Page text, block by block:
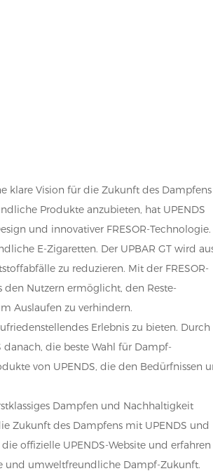
klare Vision für die Zukunft des Dampfens
Produkte anzubieten, hat UPENDS
und innovativer FRESOR-Technologie.
E-Zigaretten. Der UPBAR GT wird
zu reduzieren. Mit der FRESOR-
den Nutzern ermöglicht, den Reste-
Auslaufen zu verhindern.
Erlebnis zu bieten. Durch
die beste Wahl für Dampf-
von UPENDS, die den Bedürfnissen
Dampfen und Nachhaltigkeit
Zukunft des Dampfens mit UPENDS und
offizielle UPENDS-Website und erfahren
und umweltfreundliche Dampf-Zukunft.